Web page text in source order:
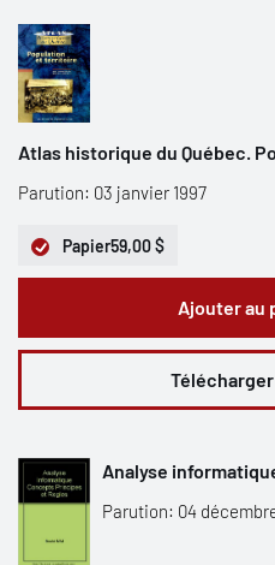
Atlas historique du Québec.
Parution: 03 janvier 1997
Papier59,00 $
Ajouter au
Télécharger
Analyse
Parution: 04